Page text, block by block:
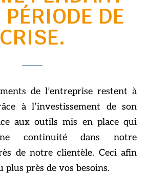
PÉRIODE DE
CRISE.
de l’entreprise restent à
à l’investissement de son
aux outils mis en place qui
continuité dans notre
de notre clientèle. Ceci afin
plus près de vos besoins.